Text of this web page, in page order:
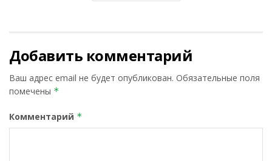
Добавить комментарий
Ваш адрес email не будет опубликован. Обязательные поля
помечены *
Комментарий *